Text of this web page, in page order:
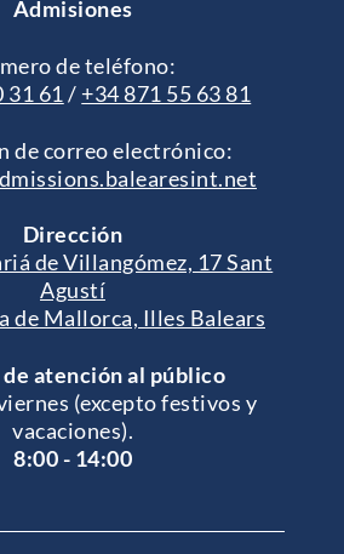
Admisiones
de teléfono:
31 61 / +34 871 55 63 81
de correo electrónico:
Dirección
de Villangómez, 17 Sant
Agustí
de Mallorca, Illes Balears
atención al público
(excepto festivos y
vacaciones).
8:00 - 14:00